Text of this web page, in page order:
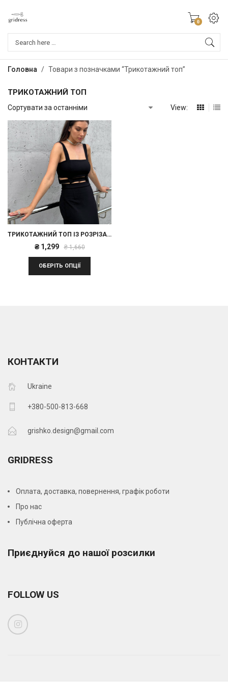
0
Головна / Товари з позначками “Трикотажний топ”
ТРИКОТАЖНИЙ ТОП
View:
ТРИКОТАЖНИЙ ТОП ІЗ РОЗРІЗАМИ НА ТАЛІЇ
₴1,660Оригінальна
ціна:
₴1,299
Поточна
ціна:
ОБЕРІТЬ ОПЦІЇ
КОНТАКТИ
Ukraine
+380-500-813-668
grishko.design@gmail.com
GRIDRESS
Оплата, доставка, повернення, графік роботи
Про нас
Публічна оферта
Приєднуйся до нашої розсилки
FOLLOW US